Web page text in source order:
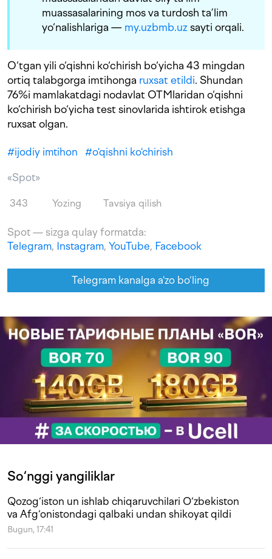
muassasalarining mos va turdosh ta’lim
yo‘nalishlariga — my.uzbmb.uzsayti orqali.
O‘tgan yili o‘qishni ko‘chirish bo‘yicha 43 mingdan
ortiq talabgorga imtihonga ruxsat etildi. Shundan
76%i mamlakatdagi nodavlat OTMlaridan o‘qishni
ko‘chirish bo‘yicha test sinovlarida ishtirok etishga
ruxsat olgan.
#ijodiy imtihon #o'qishni ko'chirish
«Spot»
343 Yozing Tavsiya qilish
Spot — sizga qulay formatda:
Telegram, Instagram, YouTube, Facebook
Telegram kanalga a'zo bo‘ling
So‘nggi yangiliklar
Qozog‘iston un ishlab chiqaruvchilari O‘zbekiston
va Afg‘onistondagi qalbaki undan shikoyat qildi
Bugun, 17:41